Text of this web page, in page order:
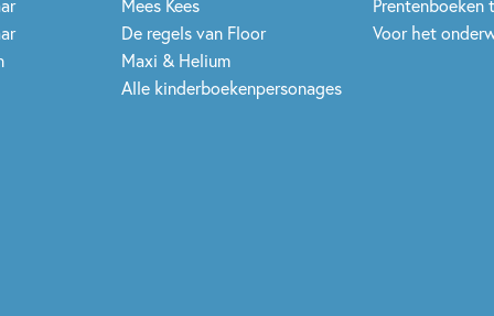
De regels van Floor
Maxi & Helium
Alle kinderboekenpersonages
Voor het